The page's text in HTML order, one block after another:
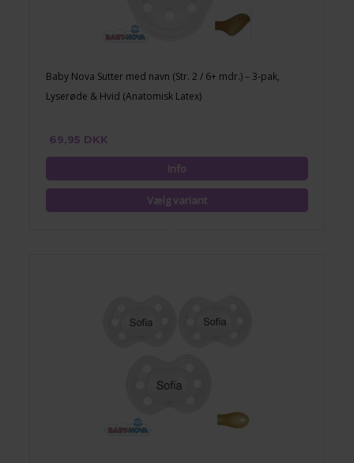
Baby Nova Sutter med navn (Str. 2 / 6+ mdr.) – 3-pak,
Lyserøde & Hvid (Anatomisk Latex)
69,95 DKK